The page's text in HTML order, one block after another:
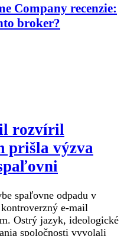
Company recenzie:
broker?
rozvíril
prišla výzva
spaľovne odpadu v
e-mail
Ostrý jazyk, ideologické
spoločnosti vyvolali